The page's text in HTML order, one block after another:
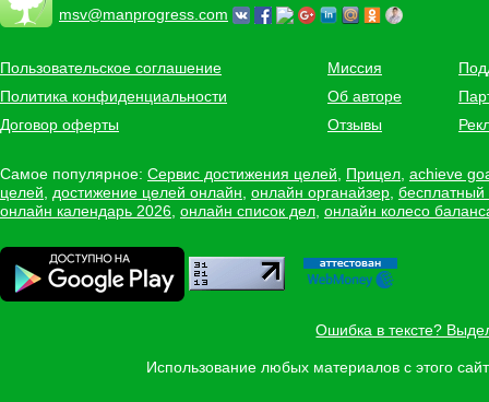
msv@manprogress.com
Пользовательское соглашение
Политика конфиденциальности
Договор оферты
Миссия
Об авторе
Отзывы
Самое популярное: Сервис достижения целей Прицел achieve
целей
достижение целей онлайн онлайн органайзер
онлайн календарь 2026 онлайн список дел онлайн колесо
Ошибка в тексте?
Использование любых материалов с этого
Задать вопрос